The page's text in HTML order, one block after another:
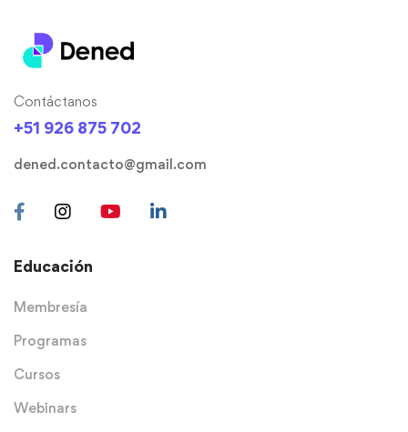
Contáctanos
+51 926 875 702
dened.contacto@gmail.com
Educación
Membresía
Programas
Cursos
Webinars